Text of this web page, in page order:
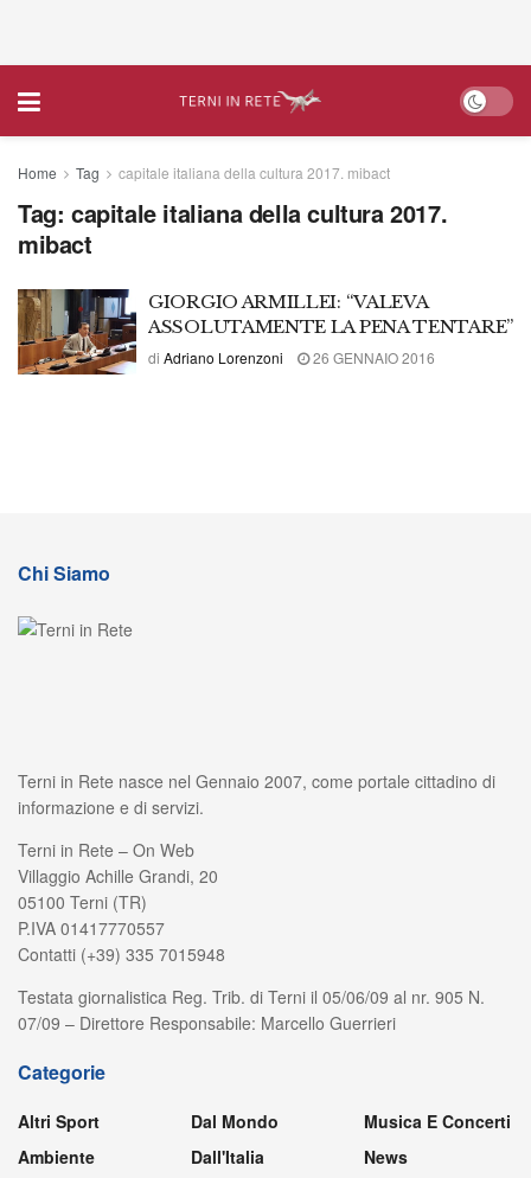
Home Tag capitale italiana della cultura 2017. mibact
Tag: capitale italiana della cultura 2017.
mibact
GIORGIO ARMILLEI: “VALEVA
ASSOLUTAMENTE LA PENA TENTARE”
di Adriano Lorenzoni 26 GENNAIO 2016
Chi Siamo
Terni in Rete nasce nel Gennaio 2007, come portale cittadino di
informazione e di servizi.
Terni in Rete – On Web
Villaggio Achille Grandi, 20
05100 Terni (TR)
P.IVA 01417770557
Contatti (+39) 335 7015948
Testata giornalistica Reg. Trib. di Terni il 05/06/09 al nr. 905 N.
07/09 – Direttore Responsabile: Marcello Guerrieri
Categorie
Altri Sport
Ambiente
Dal Mondo
Dall'Italia
Musica E Concerti
News